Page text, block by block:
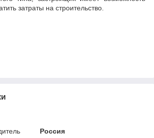
затраты на строительство.
Россия